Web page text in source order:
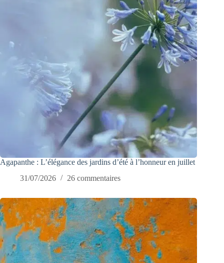
Agapanthe : L’élégance des jardins d’été à l’honneur en juillet
31/07/2026
26 commentaires